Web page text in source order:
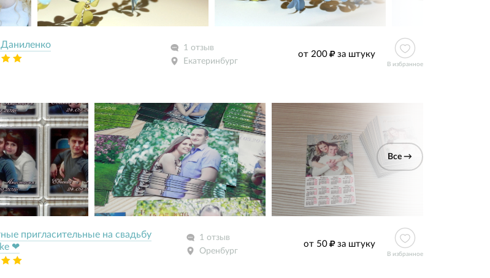
Даниленко
1 отзыв
Екатеринбург
от 200 за штуку
В избранное
Все →
пригласительные на свадьбу
❤
1 отзыв
Оренбург
от 50 за штуку
В избранное